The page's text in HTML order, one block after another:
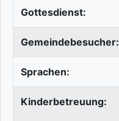
Gottesdienst:
Gemeindebesucher:
Sprachen:
Kinderbetreuung: